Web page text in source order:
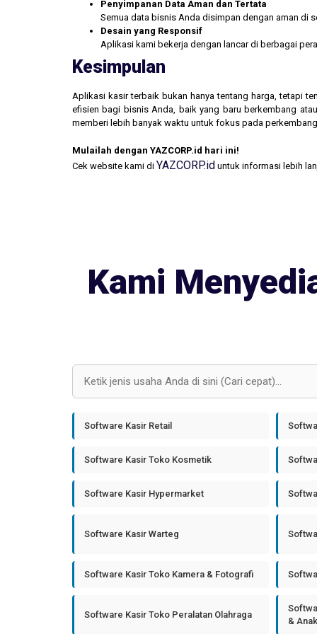
Penyimpanan Data Aman dan Tertata
Semua data bisnis Anda disimpan dengan aman di
Desain yang Responsif
Aplikasi kami bekerja dengan lancar di berbagai
Kesimpulan
Aplikasi kasir terbaik bukan hanya tentang harga, tetapi
efisien bagi bisnis Anda, baik yang baru berkembang
memberi lebih banyak waktu untuk fokus pada
Mulailah dengan YAZCORP.id hari ini!
Cek website kami di YAZCORP.id untuk informasi lebih
Kami
Software Kasir Retail
Software Kasir Toko Kosmetik
Software Kasir Hypermarket
Software Kasir Warteg
Software Kasir Toko Kamera & Fotografi
Software Kasir Toko Peralatan Olahraga
& Anak